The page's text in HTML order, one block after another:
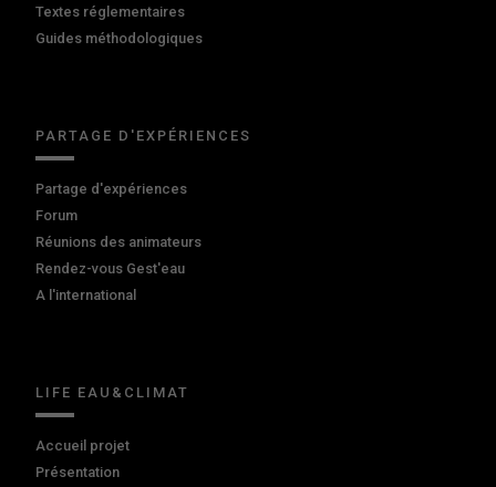
Textes réglementaires
Guides méthodologiques
PARTAGE D'EXPÉRIENCES
Partage d'expériences
Forum
Réunions des animateurs
Rendez-vous Gest'eau
A l'international
LIFE EAU&CLIMAT
Accueil projet
Présentation